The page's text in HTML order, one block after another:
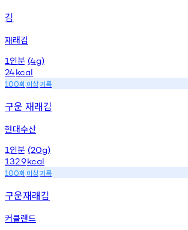
김
재래김
1 인분 (4g)
24kcal
100회 이상기록
구운 재래김
현대수산
1 인분 (20g)
132.9kcal
100회 이상기록
구운재래김
커클랜드